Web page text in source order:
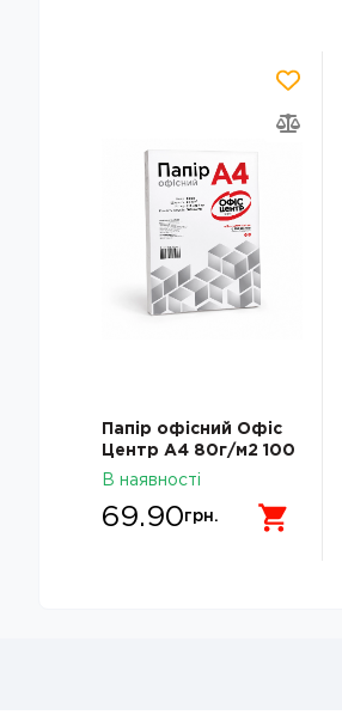
Папір офісний Офіс
Центр А4 80г/м2 100
аркушів клас С
В наявності
69.90 грн.